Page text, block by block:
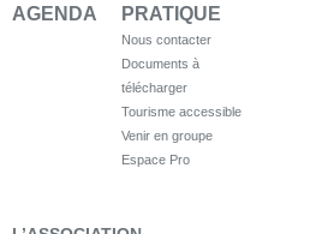
AGENDA PRATIQUE
Nous contacter
Documents à
télécharger
Tourisme accessible
Venir en groupe
Espace Pro